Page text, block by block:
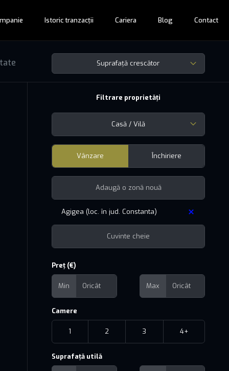
Istoric tranzacții Cariera Blog Contact
Suprafață crescător
Filtrare proprietăți
Casă / Vilă
Vânzare Închiriere
Agigea (loc. în jud. Constanta)
Preț (€)
Min Max
Camere
1 2 3 4+
Suprafață utilă